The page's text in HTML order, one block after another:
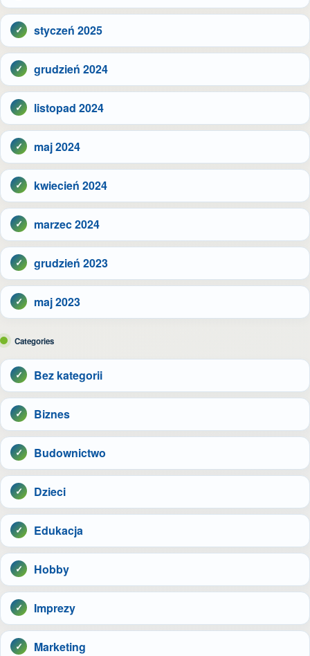
styczeń 2025
grudzień 2024
listopad 2024
maj 2024
kwiecień 2024
marzec 2024
grudzień 2023
maj 2023
Categories
Bez kategorii
Biznes
Budownictwo
Dzieci
Edukacja
Hobby
Imprezy
Marketing